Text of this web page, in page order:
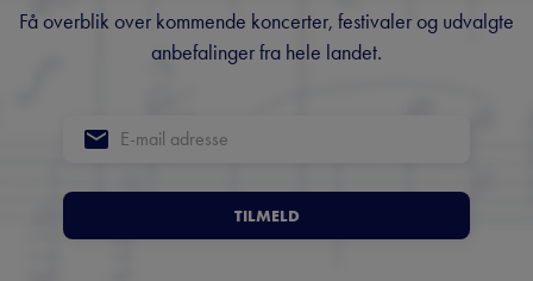
Få overblik over kommende koncerter, festivaler og udvalgte
anbefalinger fra hele landet.
TILMELD